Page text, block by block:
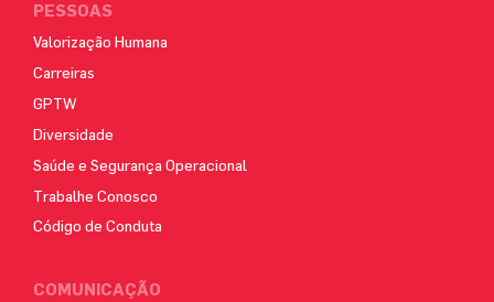
PESSOAS
Valorização Humana
Carreiras
GPTW
Diversidade
Saúde e Segurança Operacional
Trabalhe Conosco
Código de Conduta
COMUNICAÇÃO